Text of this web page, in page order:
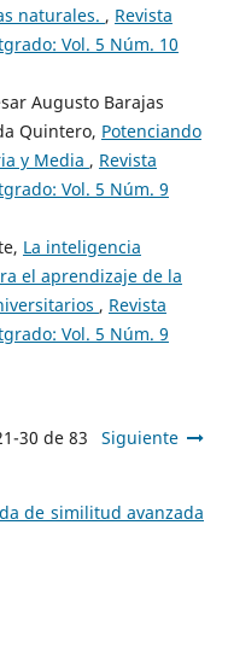
naturales. , Revista
Vol. 5 Núm. 10
Augusto Barajas
Quintero, Potenciando
y Media , Revista
Vol. 5 Núm. 9
La inteligencia
el aprendizaje de la
, Revista
Vol. 5 Núm. 9
30 de 83 Siguiente
de similitud avanzada